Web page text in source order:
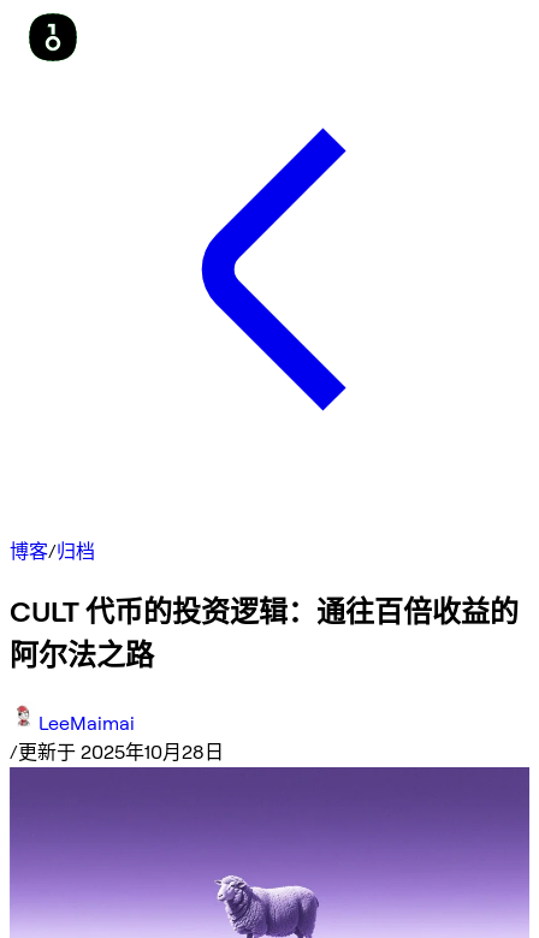
博客/归档
CULT 代币的投资逻辑：通往百倍收益的
阿尔法之路
LeeMaimai
/更新于 2025年10月28日